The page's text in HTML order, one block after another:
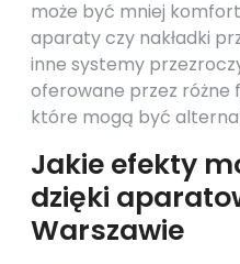
może być mniej
aparaty czy nakładki
inne systemy
oferowane przez
które mogą być
Jakie efekty
dzięki
Warszawie